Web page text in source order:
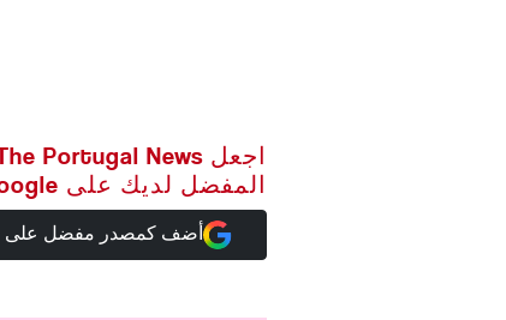
المفضل لديك على Google
أضف كمصدر مفضل على Google